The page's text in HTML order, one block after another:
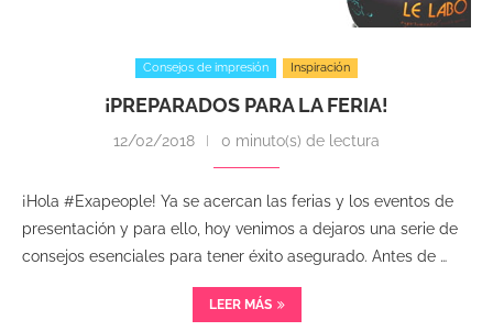
Consejos de impresión Inspiración
¡PREPARADOS PARA LA FERIA!
12/02/2018 0 minuto(s) de lectura
¡Hola #Exapeople! Ya se acercan las ferias y los eventos de
presentación y para ello, hoy venimos a dejaros una serie de
consejos esenciales para tener éxito asegurado. Antes de …
LEER MÁS